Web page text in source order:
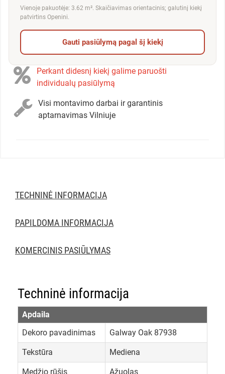
Vienoje pakuotėje: 3.62 m². Skaičiavimas orientacinis; galutinį kiekį
patvirtins Openini.
Gauti pasiūlymą pagal šį kiekį
Perkant didesnį kiekį galime paruošti
individualų pasiūlymą
Visi montavimo darbai ir garantinis
aptarnavimas Vilniuje
TECHNINĖ INFORMACIJA
PAPILDOMA INFORMACIJA
KOMERCINIS PASIŪLYMAS
Techninė informacija
Apdaila
Dekoro pavadinimas
Galway Oak 87938
Tekstūra Mediena
Medžio rūšis Ąžuolas